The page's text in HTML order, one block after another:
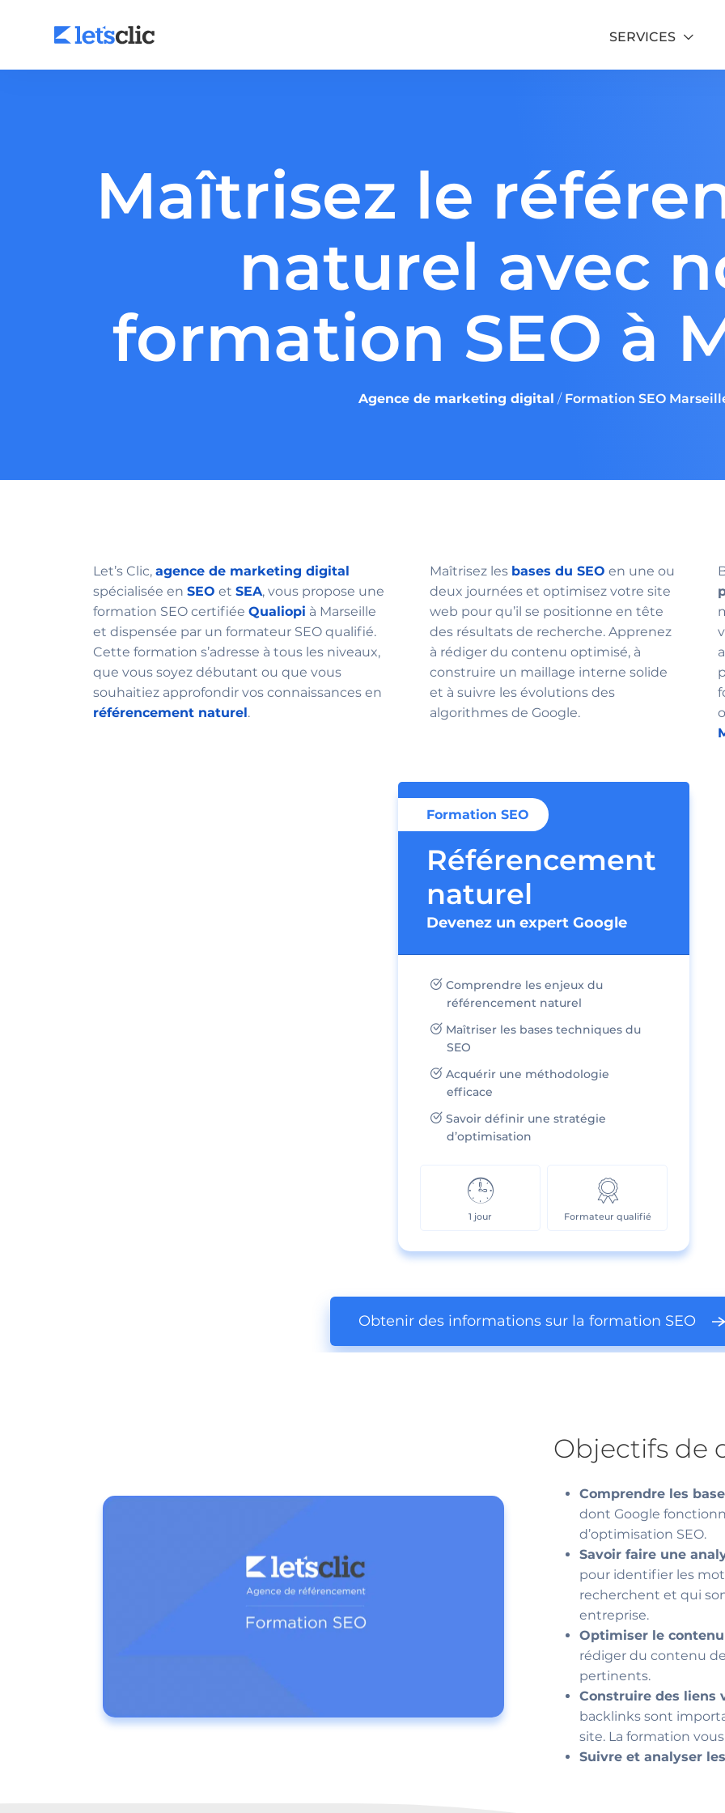
SERVICES
Agence Google Ads
Audit SEO
Audit Google Ads
Formation SEO
Maîtrisez le
naturel avec
formation SEO à
Agence de marketing digital / Formation SEO
Let’s Clic, agence de marketing digital
spécialisée en SEO et SEA, vous propose une
formation SEO certifiée Qualiopi à Marseille
et dispensée par un formateur SEO qualifié.
Cette formation s’adresse à tous les niveaux,
que vous soyez débutant ou que vous
souhaitiez approfondir vos connaissances en
référencement naturel.
Maîtrisez les bases du SEO en une ou
deux journées et optimisez votre site
web pour qu’il se positionne en tête
des résultats de recherche. Apprenez
à rédiger du contenu optimisé, à
construire un maillage interne solide
et à suivre les évolutions des
algorithmes de Google.
Formation SEO
Référencement
naturel
Devenez un expert Google
Comprendre les enjeux du
référencement naturel
Maîtriser les bases techniques du
SEO
Acquérir une méthodologie
efficace
Savoir définir une stratégie
d’optimisation
1 jour Formateur qualifié
Obtenir des informations sur la formation SEO
Objectifs de
Comprendre les
dont Google
d’optimisation SEO.
Savoir faire une
pour identifier les
recherchent et qui
entreprise.
Optimiser le
rédiger du contenu
pertinents.
Construire des liens
backlinks sont
site. La formation
Suivre et analyser